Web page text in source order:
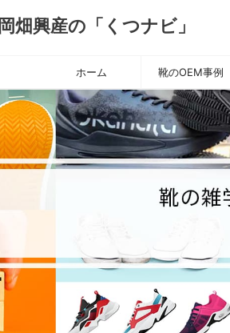
岡畑興産の「くつナビ」
ホーム 靴のOEM事例